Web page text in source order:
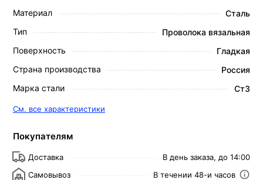
Материал
Сталь
Тип
Проволока вязальная
Поверхность
Гладкая
Страна производства
Россия
Марка стали
Ст3
См. все характеристики
Покупателям
Доставка
В день заказа, до 14:00
Самовывоз
В течении 48-и часов